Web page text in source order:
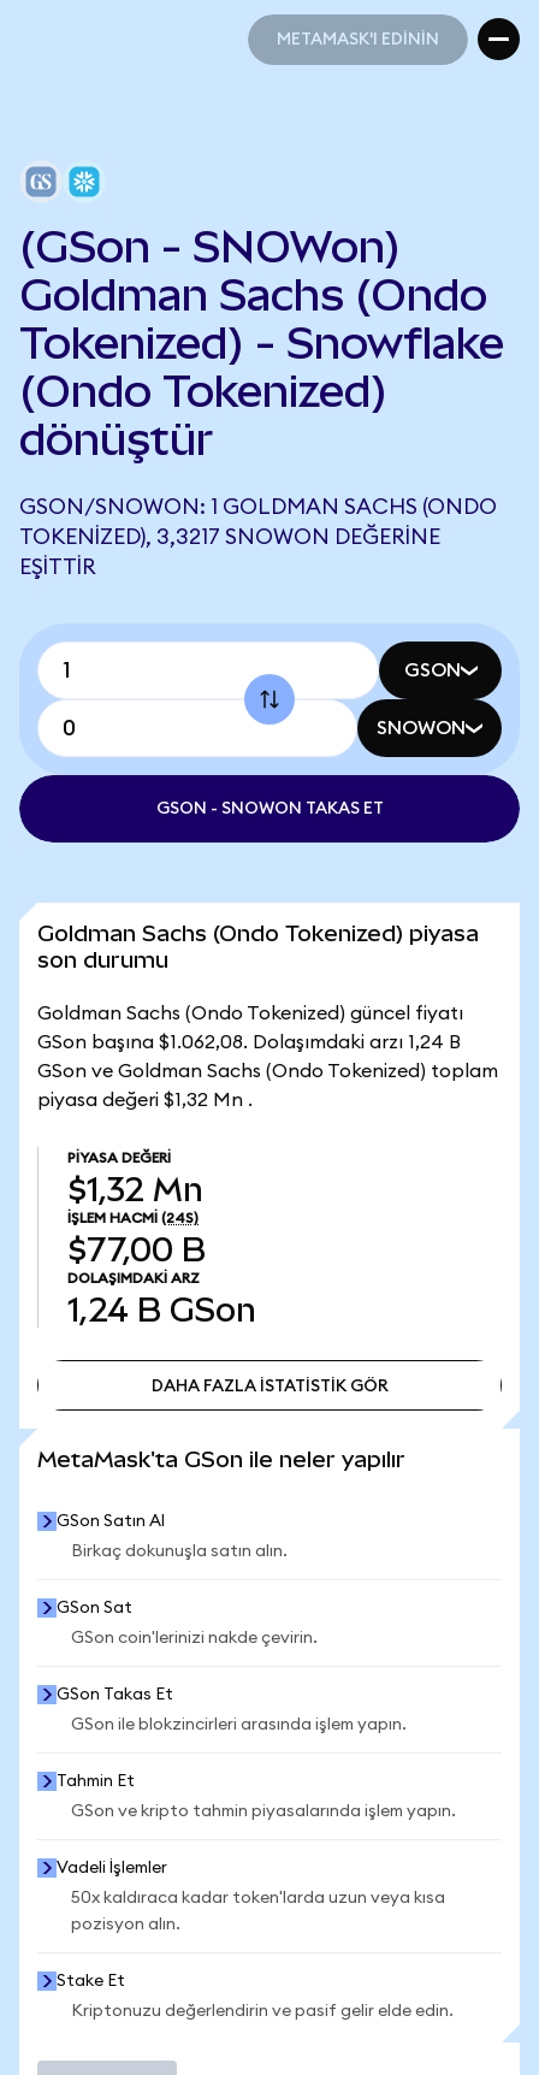
METAMASK'I EDİNİN
(GSon - SNOWon)
Goldman Sachs (Ondo
Tokenized) - Snowflake
(Ondo Tokenized)
dönüştür
GSON/SNOWON: 1 GOLDMAN SACHS (ONDO
TOKENIZED), 3,3217 SNOWON DEĞERINE
EŞITTIR
GSON
SNOWON
GSON - SNOWON TAKAS ET
Goldman Sachs (Ondo Tokenized) piyasa
son durumu
Goldman Sachs (Ondo Tokenized) güncel fiyatı
GSon başına $1.062,08. Dolaşımdaki arzı 1,24 B
GSon ve Goldman Sachs (Ondo Tokenized) toplam
piyasa değeri $1,32 Mn .
PIYASA DEĞERI
$1,32 Mn
İŞLEM HACMI (24S)
$77,00 B
DOLAŞIMDAKI ARZ
1,24 B GSon
DAHA FAZLA İSTATİSTİK GÖR
MetaMask'ta GSon ile neler yapılır
GSon Satın Al
Birkaç dokunuşla satın alın.
GSon Sat
GSon coin'lerinizi nakde çevirin.
GSon Takas Et
GSon ile blokzincirleri arasında işlem yapın.
Tahmin Et
GSon ve kripto tahmin piyasalarında işlem yapın.
Vadeli İşlemler
50x kaldıraca kadar token'larda uzun veya kısa
pozisyon alın.
Stake Et
Kriptonuzu değerlendirin ve pasif gelir elde edin.